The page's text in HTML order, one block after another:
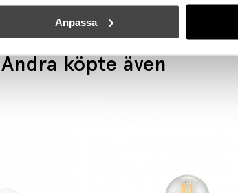
Anpassa
Andra köpte även